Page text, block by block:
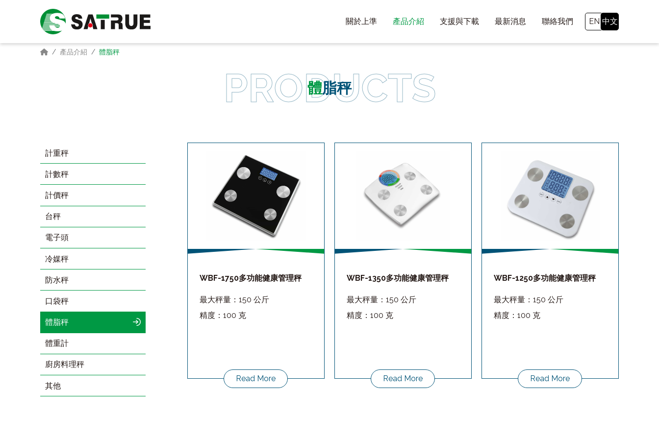
關於上準 產品介紹 支援與下載 最新消息 聯絡我們 EN 中文
產品介紹 體脂秤
體脂秤
計重秤
計數秤
計價秤
台秤
電子頭
冷媒秤
防水秤
口袋秤
體脂秤
體重計
廚房料理秤
其他
WBF-1750多功能健康管理秤
最大秤量：150 公斤
精度：100 克
Read More
WBF-1350多功能健康管理秤
最大秤量：150 公斤
精度：100 克
Read More
WBF-1250多功能健康管理秤
最大秤量：150 公斤
精度：100 克
Read More